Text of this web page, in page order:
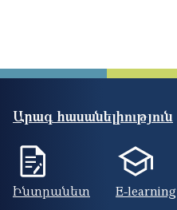
Արագ հասանելիություն
Ինտրանետ E-learning